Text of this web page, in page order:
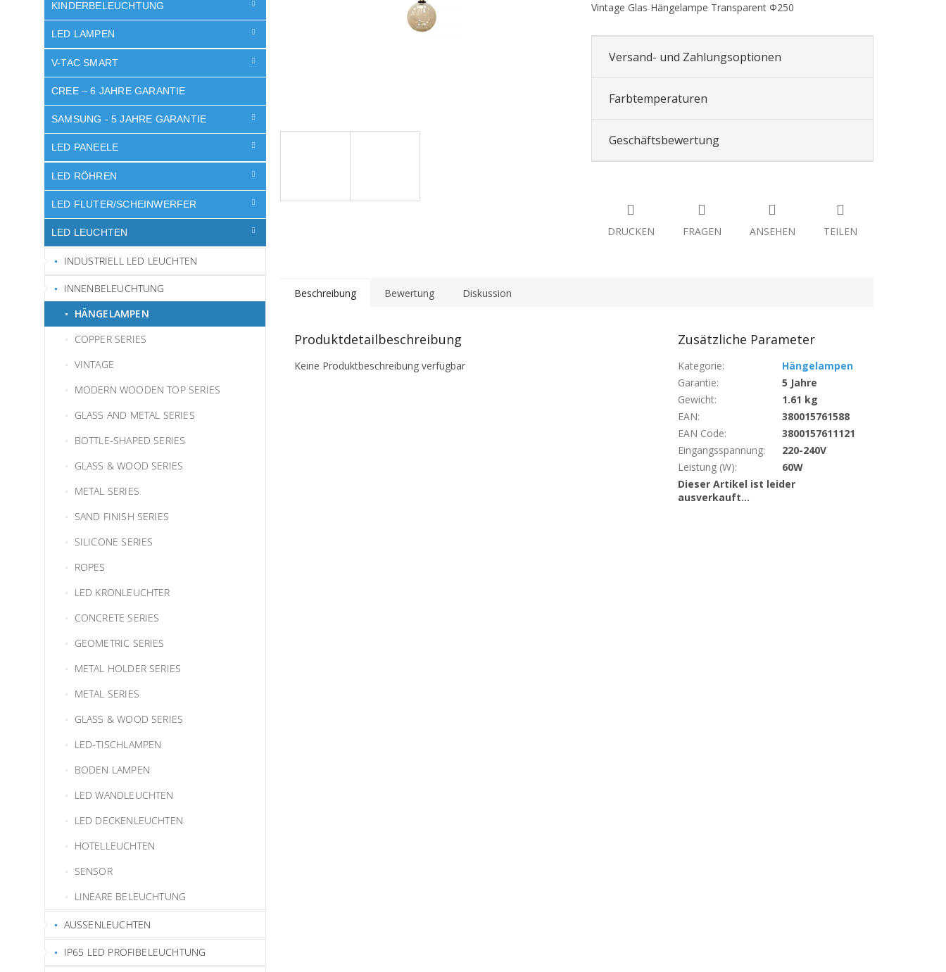
KINDERBELEUCHTUNG
LED LAMPEN
V-TAC SMART
CREE – 6 JAHRE GARANTIE
SAMSUNG - 5 JAHRE GARANTIE
LED PANEELE
LED RÖHREN
LED FLUTER/SCHEINWERFER
LED LEUCHTEN
INDUSTRIELL LED LEUCHTEN
INNENBELEUCHTUNG
HÄNGELAMPEN
COPPER SERIES
VINTAGE
MODERN WOODEN TOP SERIES
GLASS AND METAL SERIES
BOTTLE-SHAPED SERIES
GLASS & WOOD SERIES
METAL SERIES
SAND FINISH SERIES
SILICONE SERIES
ROPES
LED KRONLEUCHTER
CONCRETE SERIES
GEOMETRIC SERIES
METAL HOLDER SERIES
METAL SERIES
GLASS & WOOD SERIES
LED-TISCHLAMPEN
BODEN LAMPEN
LED WANDLEUCHTEN
LED DECKENLEUCHTEN
HOTELLEUCHTEN
SENSOR
LINEARE BELEUCHTUNG
AUSSENLEUCHTEN
IP65 LED PROFIBELEUCHTUNG
Vintage Glas Hängelampe Transparent Ф250
Versand- und Zahlungsoptionen
Farbtemperaturen
Geschäftsbewertung
DRUCKEN FRAGEN ANSEHEN TEILEN
Beschreibung Bewertung Diskussion
Produktdetailbeschreibung
Keine Produktbeschreibung verfügbar
Zusätzliche Parameter
Kategorie:
Hängelampen
Garantie:
5 Jahre
Gewicht:
1.61 kg
EAN:
380015761588
EAN Code:
3800157611121
Eingangsspannung:
220-240V
Leistung (W):
60W
Dieser Artikel ist leider
ausverkauft…